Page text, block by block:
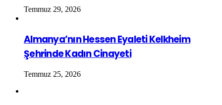
Temmuz 29, 2026
Almanya’nın Hessen Eyaleti Kelkheim
Şehrinde Kadın Cinayeti
Temmuz 25, 2026